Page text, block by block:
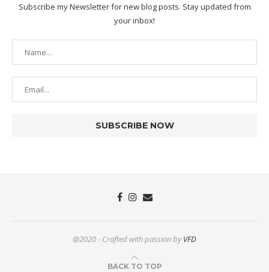
Subscribe my Newsletter for new blog posts. Stay updated from
your inbox!
@2020 - Crafted with passion byVFD
BACK TO TOP